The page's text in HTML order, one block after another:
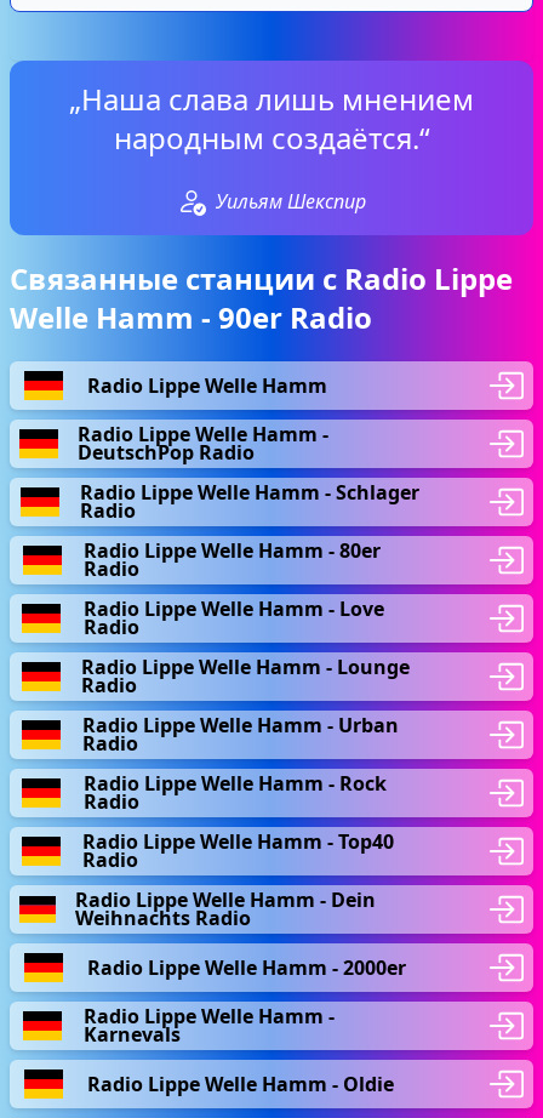
„Наша слава лишь мнением
народным создаётся.“
Уильям Шекспир
Связанные станции с Radio Lippe
Welle Hamm - 90er Radio
Radio Lippe Welle Hamm
Radio Lippe Welle Hamm -
DeutschPop Radio
Radio Lippe Welle Hamm - Schlager
Radio
Radio Lippe Welle Hamm - 80er
Radio
Radio Lippe Welle Hamm - Love
Radio
Radio Lippe Welle Hamm - Lounge
Radio
Radio Lippe Welle Hamm - Urban
Radio
Radio Lippe Welle Hamm - Rock
Radio
Radio Lippe Welle Hamm - Top40
Radio
Radio Lippe Welle Hamm - Dein
Weihnachts Radio
Radio Lippe Welle Hamm - 2000er
Radio Lippe Welle Hamm -
Karnevals
Radio Lippe Welle Hamm - Oldie